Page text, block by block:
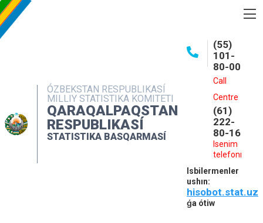
ÓZBEKSTAN RESPUBLIKASÍ
MILLIY STATISTIKA KOMITETI
QARAQALPAQSTAN
RESPUBLIKASÍ
STATISTIKA BASQARMASÍ
(55)
101-
80-00
Call
Centre
(61)
222-
80-16
Isenim
telefonı
Isbilermenler
ushın:
hisobot.stat.uz
ǵa ótiw
INTERAKTIV XIZMETLER
MÁLIMLEME XIZMETI
MÚRÁJAATLAR